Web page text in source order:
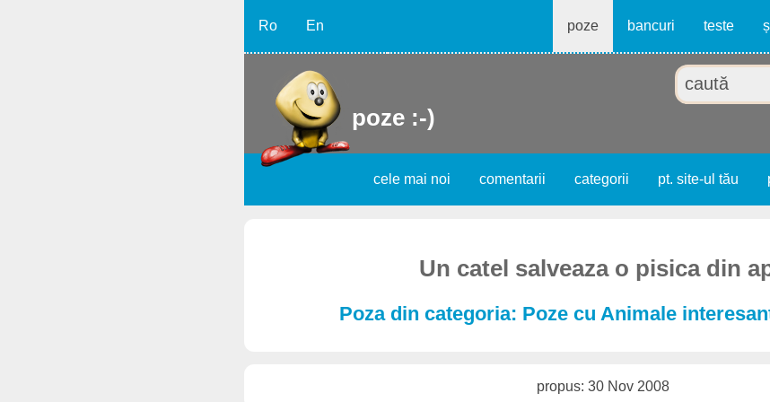
Ro En poze bancuri teste
poze :-)
cele mai noi comentarii categorii pt. site-ul tău
Un catel salveaza o pisica din
Poza din categoria: Poze cu Animale
propus: 30 Nov 2008